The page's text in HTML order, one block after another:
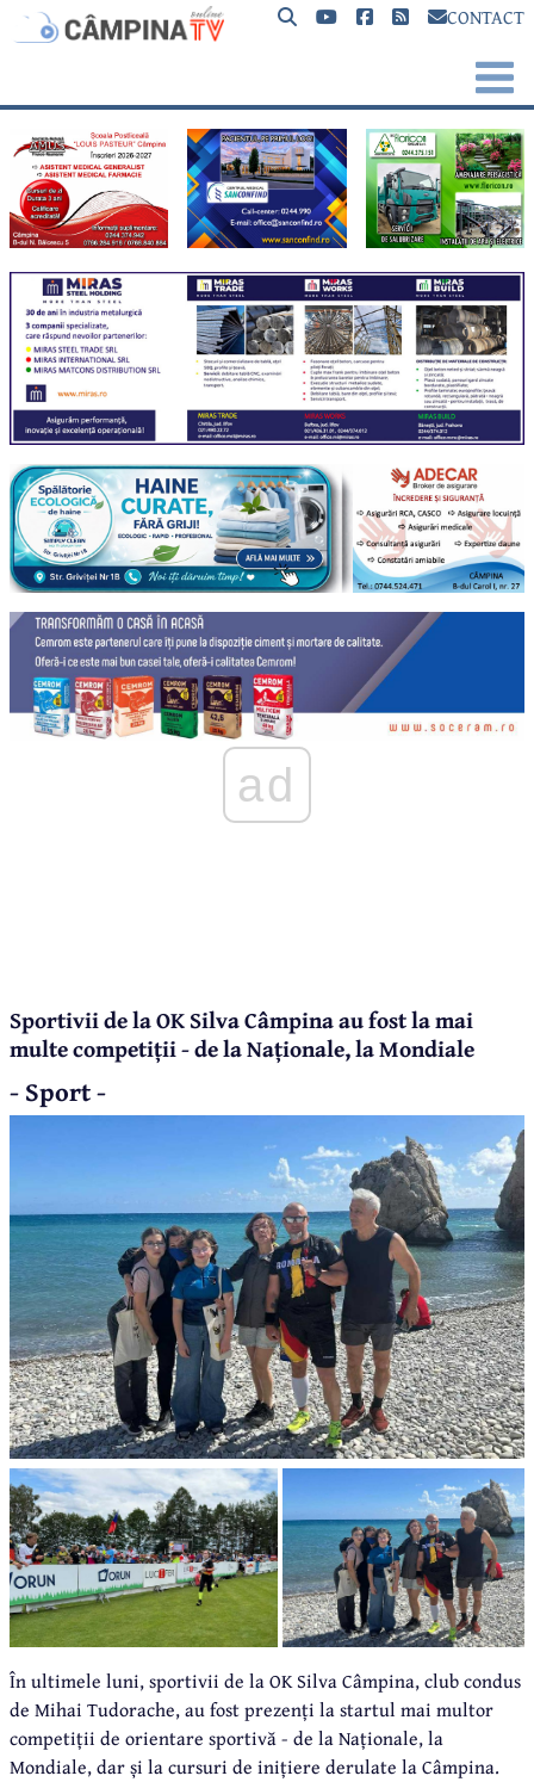
CONTACT
ad
Sportivii de la OK Silva Câmpina au fost la mai
multe competiții - de la Naționale, la Mondiale
- Sport -
În ultimele luni, sportivii de la OK Silva Câmpina, club condus
de Mihai Tudorache, au fost prezenți la startul mai multor
competiții de orientare sportivă - de la Naționale, la
Mondiale, dar și la cursuri de inițiere derulate la Câmpina.